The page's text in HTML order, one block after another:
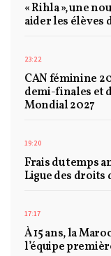
« Rihla », une
aider les élèves
23:22
CAN féminine
demi-finales et
Mondial 2027
19:20
Frais du temps
Ligue des droits
17:17
À 15 ans, la
l’équipe